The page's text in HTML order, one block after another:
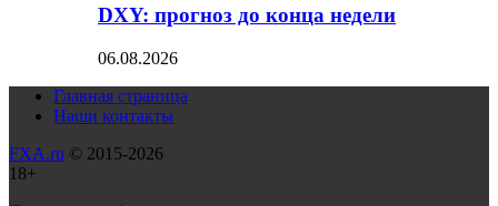
DXY: прогноз до конца недели
06.08.2026
Главная страница
Наши контакты
FXA.ru © 2015-2026
18+